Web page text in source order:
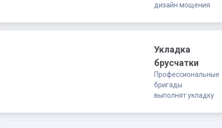
дизайн мощения
Укладка
брусчатки
Профессиональные
бригады
выполнят укладку